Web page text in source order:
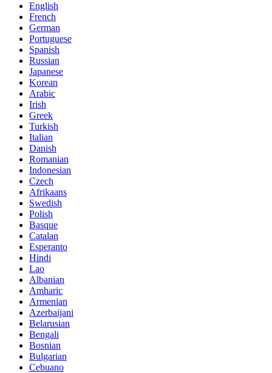
English
French
German
Portuguese
Spanish
Russian
Japanese
Korean
Arabic
Irish
Greek
Turkish
Italian
Danish
Romanian
Indonesian
Czech
Afrikaans
Swedish
Polish
Basque
Catalan
Esperanto
Hindi
Lao
Albanian
Amharic
Armenian
Azerbaijani
Belarusian
Bengali
Bosnian
Bulgarian
Cebuano